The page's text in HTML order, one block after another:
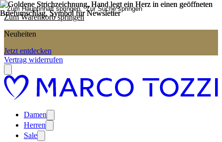
Zum Hauptinhalt springen Zur Suche springen
Zum Warenkorb springen
Neuheiten
Jetzt entdecken
Vertrag widerrufen
Damen
Herren
Sale